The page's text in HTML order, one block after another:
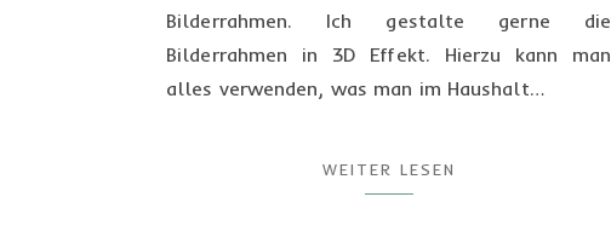
Bilderrahmen. Ich gestalte gerne die
Bilderrahmen in 3D Effekt. Hierzu kann man
alles verwenden, was man im Haushalt…
WEITER LESEN